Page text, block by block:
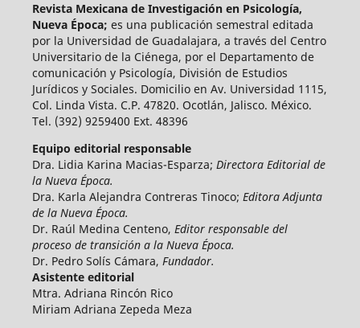
Revista Mexicana de Investigación en Psicología,
Nueva Época; es una publicación semestral editada
por la Universidad de Guadalajara, a través del Centro
Universitario de la Ciénega, por el Departamento de
comunicación y Psicología, División de Estudios
Jurídicos y Sociales. Domicilio en Av. Universidad 1115,
Col. Linda Vista. C.P. 47820. Ocotlán, Jalisco. México.
Tel. (392) 9259400 Ext. 48396
Equipo editorial responsable
Dra. Lidia Karina Macias-Esparza; Directora Editorial de
la Nueva Época.
Dra. Karla Alejandra Contreras Tinoco; Editora Adjunta
de la Nueva Época.
Dr. Raúl Medina Centeno, Editor responsable del
proceso de transición a la Nueva Época.
Dr. Pedro Solís Cámara, Fundador.
Asistente editorial
Mtra. Adriana Rincón Rico
Miriam Adriana Zepeda Meza